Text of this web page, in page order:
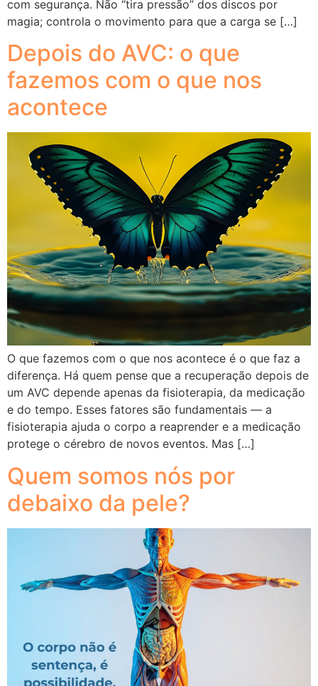
com segurança. Não “tira pressão” dos discos por
magia; controla o movimento para que a carga se […]
Depois do AVC: o que
fazemos com o que nos
acontece
O que fazemos com o que nos acontece é o que faz a
diferença. Há quem pense que a recuperação depois de
um AVC depende apenas da fisioterapia, da medicação
e do tempo. Esses fatores são fundamentais — a
fisioterapia ajuda o corpo a reaprender e a medicação
protege o cérebro de novos eventos. Mas […]
Quem somos nós por
debaixo da pele?